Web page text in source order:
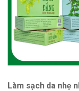
Làm sạch da nhẹ